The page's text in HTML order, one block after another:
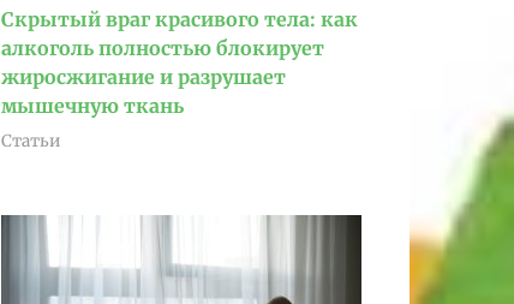
Скрытый враг красивого тела: как
алкоголь полностью блокирует
жиросжигание и разрушает
мышечную ткань
Статьи